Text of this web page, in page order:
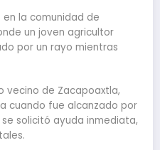
la comunidad de
un joven agricultor
por un rayo mientras
vecino de Zacapoaxtla,
cuando fue alcanzado por
solicitó ayuda inmediata,